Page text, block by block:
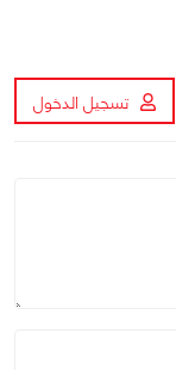
تسجيل الدخول